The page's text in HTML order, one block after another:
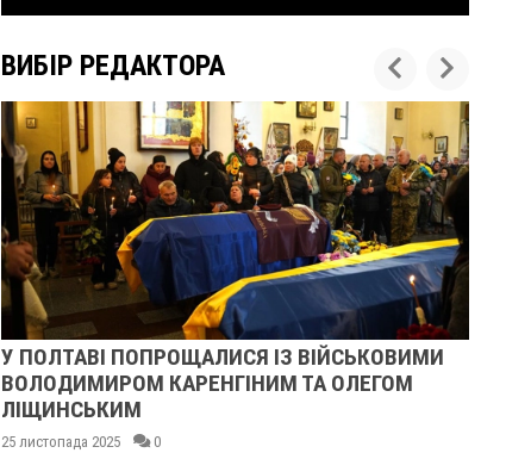
ВИБІР РЕДАКТОРА
У ПОЛТАВІ ПОПРОЩАЛИСЯ ІЗ ВІЙСЬКОВИМИ
ВОЛОДИМИРОМ КАРЕНГІНИМ ТА ОЛЕГОМ
ЛІЩИНСЬКИМ
25 листопада 2025 0